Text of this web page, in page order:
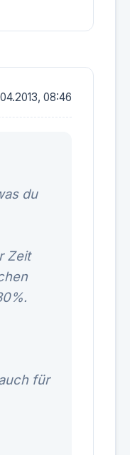
08:46
du
Zeit
für